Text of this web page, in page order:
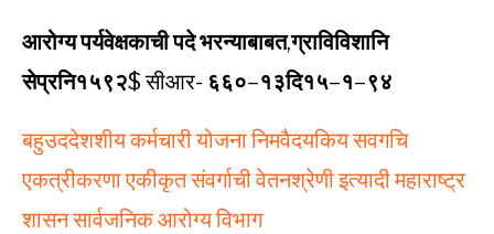
आरोग्य पर्यवेक्षकाचीपदेभरन्याबाबत,ग्राविविशानि
सेप्रनि१५९२$ सीआर- ६६०–१३दि१५–१–९४
बहुउददेशशीय कर्मचारी योजना निमवैदयकिय सवगचि
एकत्रीकरणा एकीकृत संवर्गाची वेतनश्रेणी इत्यादी महाराष्ट्र
शासन सार्वजनिक आरोग्य विभाग